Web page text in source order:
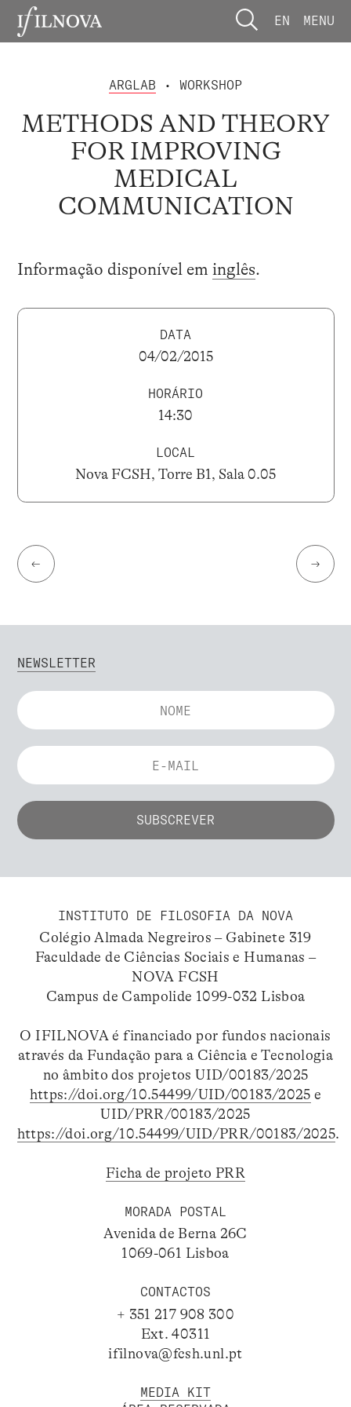
EN MENU
ARGLAB • WORKSHOP
METHODS AND THEORY
FOR IMPROVING
MEDICAL
COMMUNICATION
Informação disponível em inglês.
DATA
04/02/2015
HORÁRIO
14:30
LOCAL
Nova FCSH, Torre B1, Sala 0.05
← →
NEWSLETTER
INSTITUTO DE FILOSOFIA DA NOVA
Colégio Almada Negreiros – Gabinete 319
Faculdade de Ciências Sociais e Humanas –
NOVA FCSH
Campus de Campolide 1099-032 Lisboa
O IFILNOVA é financiado por fundos nacionais
através da Fundação para a Ciência e Tecnologia
no âmbito dos projetos UID/00183/2025
https://doi.org/10.54499/UID/00183/2025 e
UID/PRR/00183/2025
https://doi.org/10.54499/UID/PRR/00183/2025.
Ficha de projeto PRR
MORADA POSTAL
Avenida de Berna 26C
1069-061 Lisboa
CONTACTOS
+ 351 217 908 300
Ext. 40311
ifilnova@fcsh.unl.pt
MEDIA KIT